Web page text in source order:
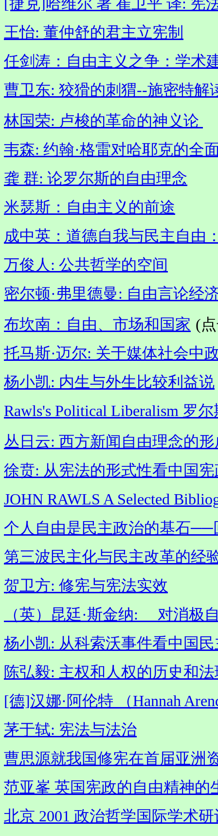
[捷克]哈维尔 著 崔卫平 译: 宪
王怡: 董仲舒的君主立宪制
任剑涛：自由主义之争：学术
曹卫东: 狡猾的刺猬--施密特解
林国荣: 卢梭的革命的神义论
韦森: 约翰·格雷对哈耶克的全
龚 群: 论罗尔斯的自由理念
米瑟斯：自由主义的前途
成中英：道德自我与民主自由
万俊人: 公共哲学的空间
密尔顿·弗里德曼: 自由言论经
布坎南：自由、市场和国家 (
托马斯·迈尔: 关于媒体社会中
杨小凯: 内生与外生比较利益说
Rawls's Political Liberalism 罗
丛日云: 西方新闻自由理念的
徐贲: 从宪法的形式性看中国
JOHN RAWLS A Selected
个人自由是民主政治的基石──
第三波民主化与民主改革的经
贺卫方: 修宪与宪法实效
（英）昆廷·斯金纳: 对消
杨小凯: 从科索沃事件看中国
陈弘毅: 主权和人权的历史和
[德]汉娜·阿伦特 （Hannah
茅于轼: 宪法与法治
曹思源就我国修宪在首届亚洲
范亚峯 英国宪政的自由精神的
北京 2001 政治哲学国际学术